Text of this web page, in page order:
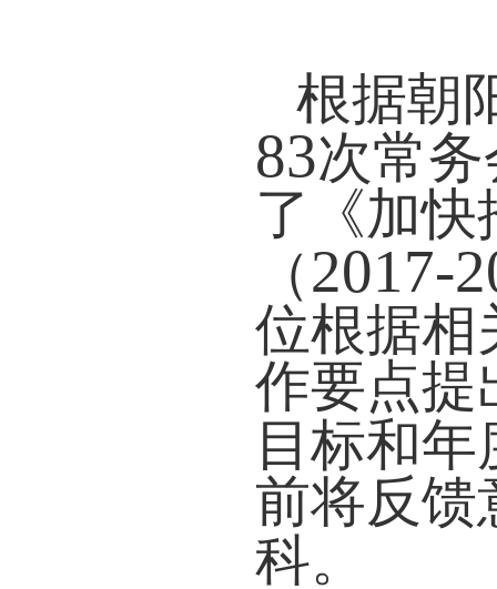
根据朝
83次常
了《加
（2017-
位根据相
作要点提
目标和
前将反馈
科。